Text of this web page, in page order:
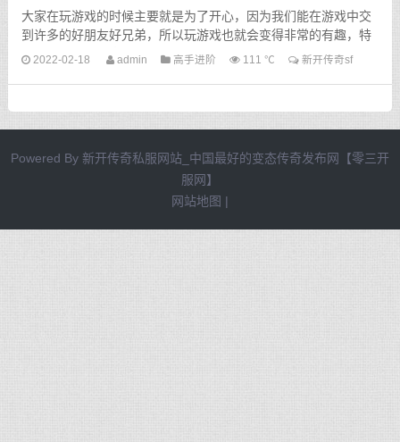
大家在玩游戏的时候主要就是为了开心，因为我们能在游戏中交
到许多的好朋友好兄弟，所以玩游戏也就会变得非常的有趣，特
别是在玩新开传奇sf的时候，只要我有很多的好兄弟，我就能...
2022-02-18 admin 高手进阶 111 ℃ 新开传奇sf
Powered By 新开传奇私服网站_中国最好的变态传奇发布网【零三开
服网】
网站地图 |